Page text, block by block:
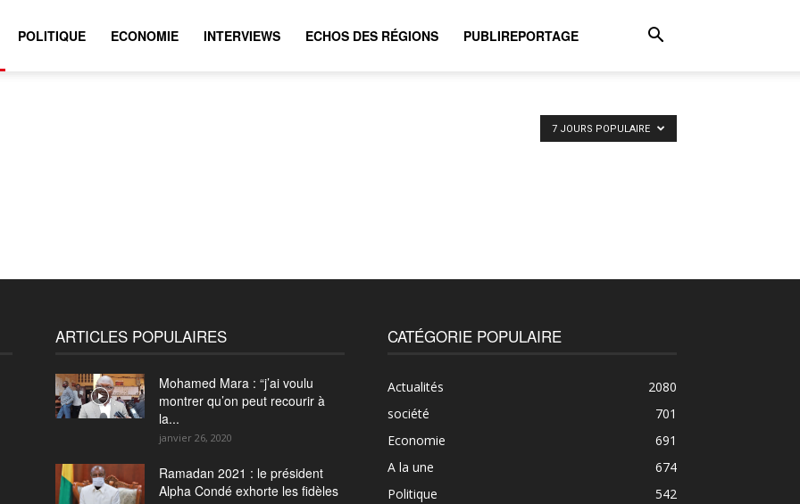
POLITIQUE ECONOMIE INTERVIEWS ECHOS DES RÉGIONS PUBLIREPORTAGE
7 JOURS POPULAIRE
ARTICLES POPULAIRES
Mohamed Mara : “j’ai voulu
montrer qu’on peut recourir à
la...
janvier 26, 2020
Ramadan 2021 : le président
Alpha Condé exhorte les fidèles
CATÉGORIE POPULAIRE
Actualités
2080
société
701
Economie
691
A la une
674
Politique
542